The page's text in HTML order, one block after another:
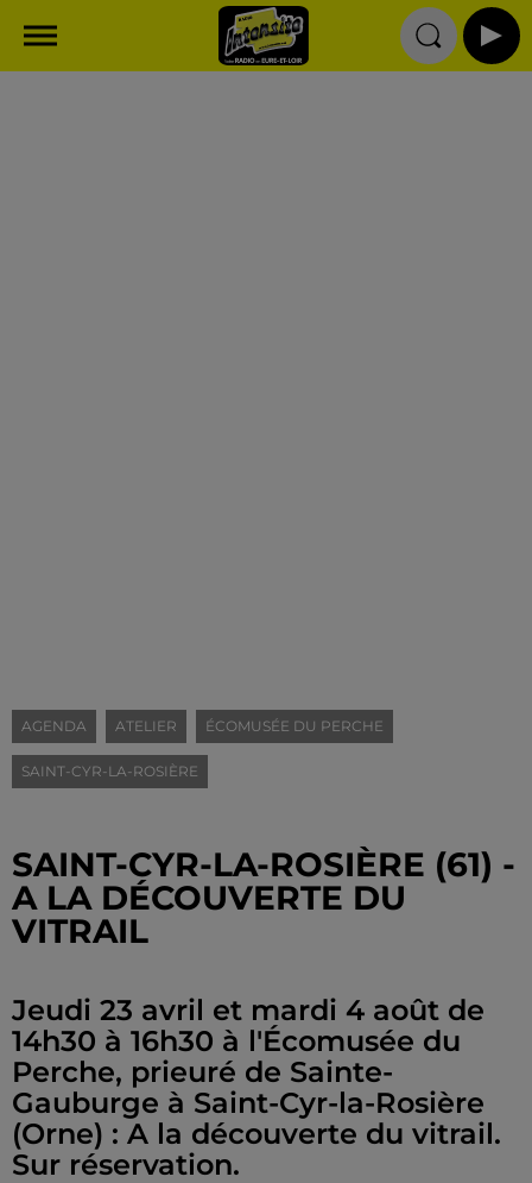
AGENDA ATELIER ÉCOMUSÉE DU PERCHE
SAINT-CYR-LA-ROSIÈRE
SAINT-CYR-LA-ROSIÈRE (61) -
A LA DÉCOUVERTE DU
VITRAIL
Jeudi 23 avril et mardi 4 août de
14h30 à 16h30 à l'Écomusée du
Perche, prieuré de Sainte-
Gauburge à Saint-Cyr-la-Rosière
(Orne) : A la découverte du vitrail.
Sur réservation.